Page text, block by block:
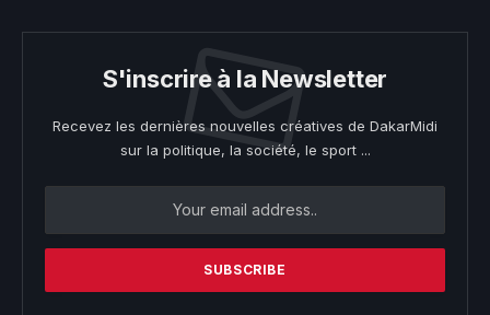
S'inscrire à la Newsletter
Recevez les dernières nouvelles créatives de DakarMidi
sur la politique, la société, le sport ...